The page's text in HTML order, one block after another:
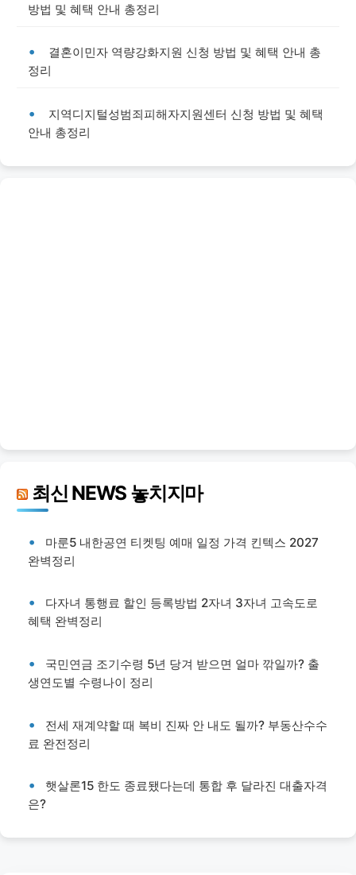
방법 및 혜택 안내 총정리
결혼이민자 역량강화지원 신청 방법 및 혜택 안내 총
정리
지역디지털성범죄피해자지원센터 신청 방법 및 혜택
안내 총정리
최신 NEWS 놓치지마
마룬5 내한공연 티켓팅 예매 일정 가격 킨텍스 2027
완벽정리
다자녀 통행료 할인 등록방법 2자녀 3자녀 고속도로
혜택 완벽정리
국민연금 조기수령 5년 당겨 받으면 얼마 깎일까? 출
생연도별 수령나이 정리
전세 재계약할 때 복비 진짜 안 내도 될까? 부동산수수
료 완전정리
햇살론15 한도 종료됐다는데 통합 후 달라진 대출자격
은?